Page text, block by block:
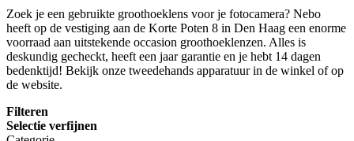
Zoek je een gebruikte groothoeklens voor je fotocamera? Nebo
heeft op de vestiging aan de Korte Poten 8 in Den Haag een enorme
voorraad aan uitstekende occasion groothoeklenzen. Alles is
deskundig gecheckt, heeft een jaar garantie en je hebt 14 dagen
bedenktijd! Bekijk onze tweedehands apparatuur in de winkel of op
de website.
Filteren
Selectie verfijnen